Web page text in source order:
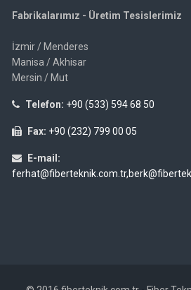
Fabrikalarımız - Üretim Tesislerimiz
İzmir / Menderes
Manisa / Akhisar
Mersin / Mut
Telefon: +90 (533) 594 68 50
Fax: +90 (232) 799 00 05
E-mail: